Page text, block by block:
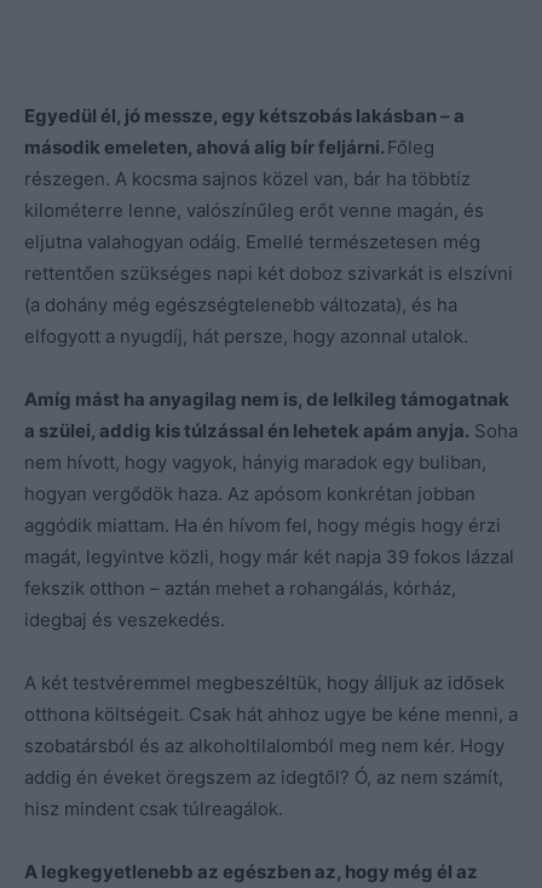
Egyedül él, jó messze, egy kétszobás lakásban – a
második emeleten, ahová alig bír feljárni. Főleg
részegen. A kocsma sajnos közel van, bár ha többtíz
kilométerre lenne, valószínűleg erőt venne magán, és
eljutna valahogyan odáig. Emellé természetesen még
rettentően szükséges napi két doboz szivarkát is elszívni
(a dohány még egészségtelenebb változata), és ha
elfogyott a nyugdíj, hát persze, hogy azonnal utalok.
Amíg mást ha anyagilag nem is, de lelkileg támogatnak
a szülei, addig kis túlzással én lehetek apám anyja. Soha
nem hívott, hogy vagyok, hányig maradok egy buliban,
hogyan vergődök haza. Az apósom konkrétan jobban
aggódik miattam. Ha én hívom fel, hogy mégis hogy érzi
magát, legyintve közli, hogy már két napja 39 fokos lázzal
fekszik otthon – aztán mehet a rohangálás, kórház,
idegbaj és veszekedés.
A két testvéremmel megbeszéltük, hogy álljuk az idősek
otthona költségeit. Csak hát ahhoz ugye be kéne menni, a
szobatársból és az alkoholtilalomból meg nem kér. Hogy
addig én éveket öregszem az idegtől? Ó, az nem számít,
hisz mindent csak túlreagálok.
A legkegyetlenebb az egészben az, hogy még él az